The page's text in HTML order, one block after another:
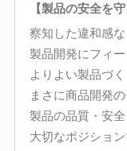
【製品の安全を守
察知した違和感
製品開発にフィ
よりよい製品づ
まさに商品開発
製品の品質・安
大切なポジション